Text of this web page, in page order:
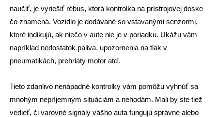
naučiť, je vyriešiť rébus, ktorá kontrolka na prístrojovej doske
čo znamená. Vozidlo je dodávané so vstavanými senzormi,
ktoré indikujú, ak niečo v aute nie je v poriadku. Ukážu vám
napríklad nedostatok paliva, upozornenia na tlak v
pneumatikách, prehriaty motor atď.
Tieto zdanlivo nenápadné kontrolky vám pomôžu vyhnúť sa
mnohým nepríjemným situáciám a nehodám. Mali by ste tiež
vedieť, či varovné signály vášho auta fungujú správne alebo